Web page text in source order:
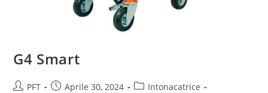
G4 Smart
PFT Aprile 30, 2024
Intonacatrice